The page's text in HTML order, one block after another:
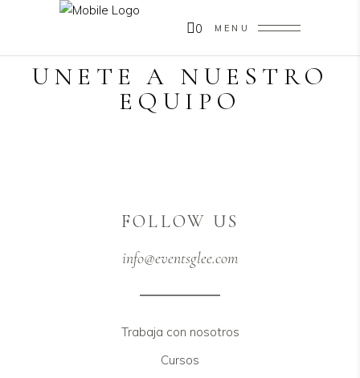
0 MENU
UNETE A NUESTRO
EQUIPO
FOLLOW US
info@eventsglee.com
Trabaja con nosotros
Cursos